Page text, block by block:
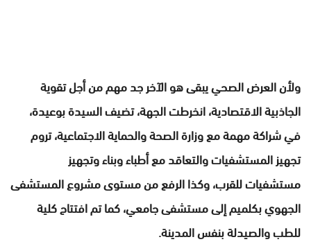
ولأن العرض الصحي يبقى هو الآخر جد مهم من أجل تقوية
الجاذبية الاقتصادية، انخرطت الجهة، تضيف السيدة بوعيدة،
في شراكة مهمة مع وزارة الصحة والحماية الاجتماعية، تروم
تجهيز المستشفيات والتعاقد مع أطباء وبناء وتجهيز
مستشفيات للقرب، وكذا الرفع من مستوى مشروع المستشفى
الجهوي بكلميم إلى مستشفى جامعي، كما تم افتتاح كلية
للطب والصيدلة بنفس المدينة.